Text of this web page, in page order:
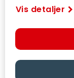
Vis detaljer